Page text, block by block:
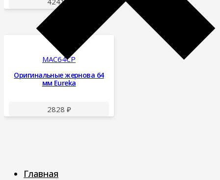
MAC64CP
Оригинальные жернова 64
мм Eureka
2828 ₽
Главная